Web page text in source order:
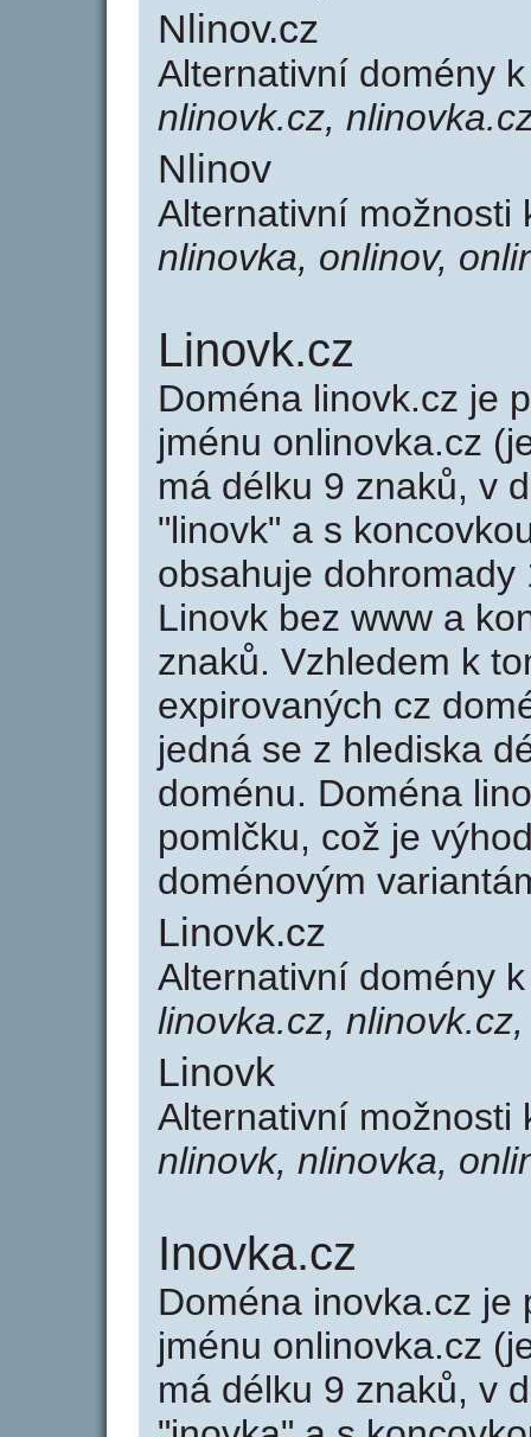
Nlinov.cz
Alternativní domény
nlinovk.cz,
Nlinov
Alternativní
nlinovka, onlinov,
Linovk.cz
Doména linovk.cz je
jménu onlinovka.cz
má délku 9 znaků, v
"linovk" a s
obsahuje
Linovk bez www a
znaků. Vzhledem k
expirovaných cz
jedná se z hlediska
doménu. Doména
pomlčku, což je
doménovým
Linovk.cz
Alternativní domény
linovka.cz,
Linovk
Alternativní
nlinovk, nlinovka,
Inovka.cz
Doména inovka.cz je
jménu onlinovka.cz
má délku 9 znaků, v